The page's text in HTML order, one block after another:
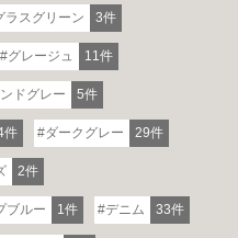
ラスグリーン 3件
グレージュ 11件
ドグレー 5件
件 ダークグレー 29件
2件
ブルー 1件 デニム 33件